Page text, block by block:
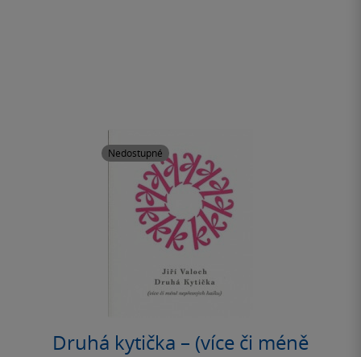
Nedostupné
Druhá kytička – (více či méně